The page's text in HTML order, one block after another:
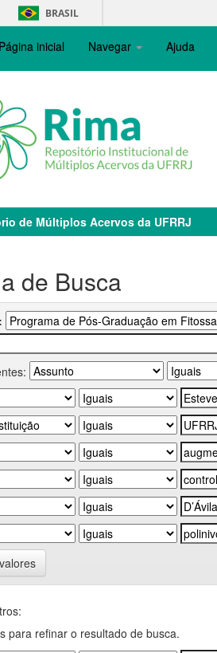
BRASIL
inicial Navegar Ajuda
de Múltiplos Acervos da UFRRJ
de Busca
para refinar o resultado de busca.